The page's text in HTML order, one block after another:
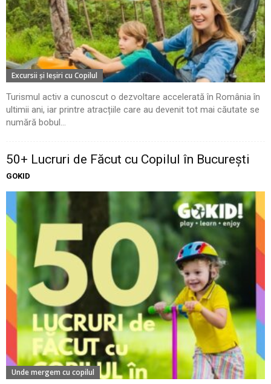
Excursii şi Ieşiri cu Copilul
Turismul activ a cunoscut o dezvoltare accelerată în România în
ultimii ani, iar printre atracțiile care au devenit tot mai căutate se
numără bobul...
50+ Lucruri de Făcut cu Copilul în București
GOKID
Unde mergem cu copilul